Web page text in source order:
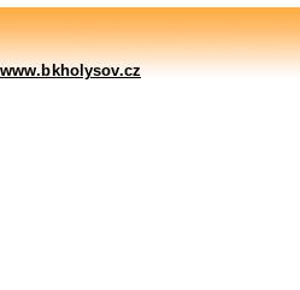
www.bkholysov.cz